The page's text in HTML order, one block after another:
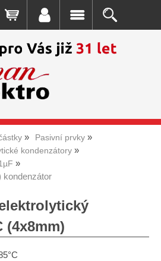
Pasivní prvky
kondenzátory
kondenzátor
(4x8mm)